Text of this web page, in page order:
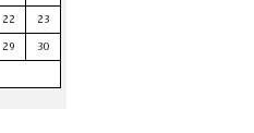
22 23
29 30